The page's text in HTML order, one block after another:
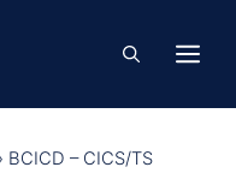
BCICD – CICS/TS